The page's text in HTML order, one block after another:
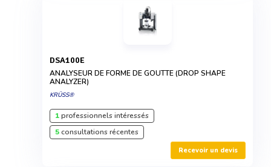
DSA100E
ANALYSEUR DE FORME DE GOUTTE (DROP SHAPE
ANALYZER)
KRÜSS®
1professionnels intéressés
5consultations récentes
Recevoir un devis